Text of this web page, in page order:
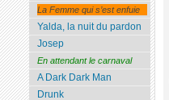
La Femme qui s’est enfuie
Yalda, la nuit du pardon
Josep
En attendant le carnaval
A Dark Dark Man
Drunk